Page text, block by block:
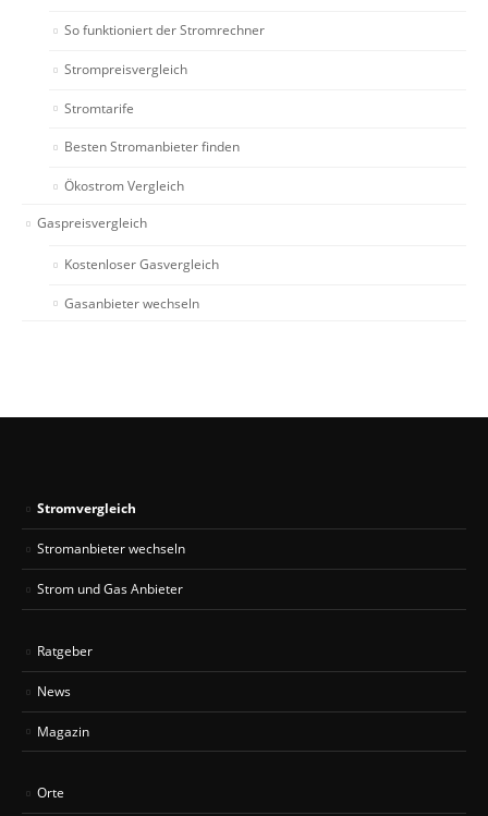
So funktioniert der Stromrechner
Strompreisvergleich
Stromtarife
Besten Stromanbieter finden
Ökostrom Vergleich
Gaspreisvergleich
Kostenloser Gasvergleich
Gasanbieter wechseln
Stromvergleich
Stromanbieter wechseln
Strom und Gas Anbieter
Ratgeber
News
Magazin
Orte